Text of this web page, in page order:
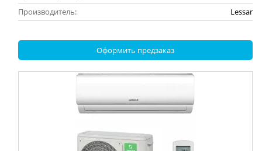
Производитель:
Lessar
Оформить предзаказ